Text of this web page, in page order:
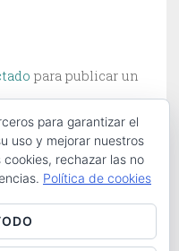
para publicar un
para garantizar el
uso y mejorar nuestros
rechazar las no
Política de cookies